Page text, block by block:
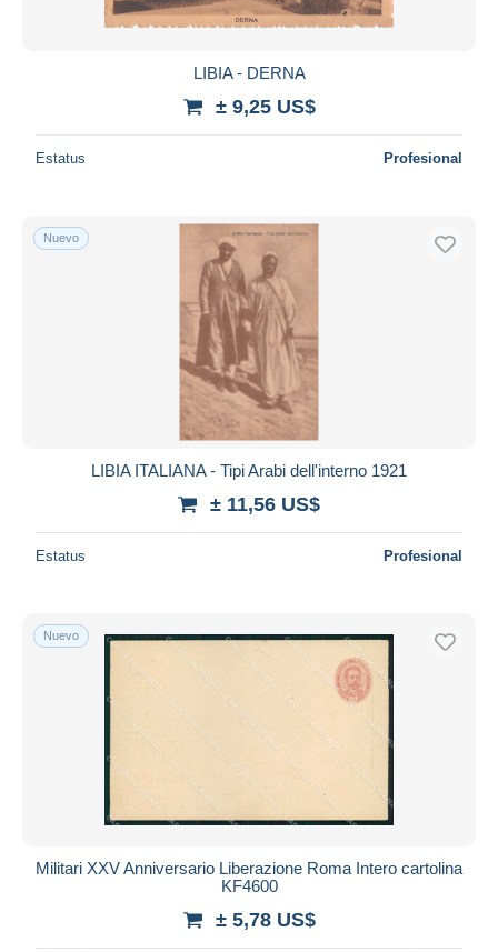
LIBIA - DERNA
± 9,25 US$
Estatus Profesional
Nuevo
LIBIA ITALIANA - Tipi Arabi dell'interno 1921
± 11,56 US$
Estatus Profesional
Nuevo
Militari XXV Anniversario Liberazione Roma Intero cartolina
KF4600
± 5,78 US$